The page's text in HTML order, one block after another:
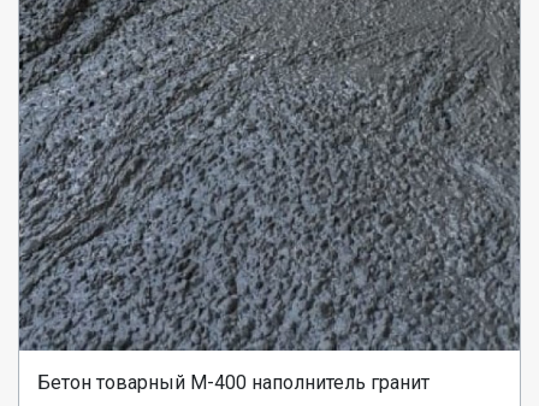
Бетон товарный М-400 наполнитель гранит